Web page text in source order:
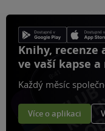
Knihy, recenze
ve vaší kapse a
Každý měsíc
Více o aplikaci